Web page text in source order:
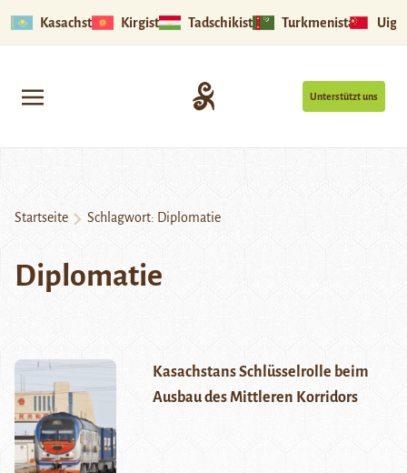
Kasachstan Kirgistan Tadschikistan Turkmenistan
Unterstützt uns
Startseite Schlagwort: Diplomatie
Diplomatie
Kasachstans Schlüsselrolle beim
Ausbau des Mittleren Korridors